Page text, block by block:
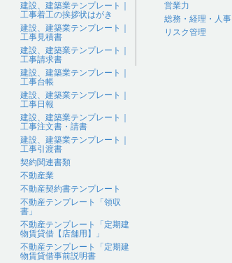
建設、建築業テンプレート｜
工事着工の挨拶状はがき
建設、建築業テンプレート｜
工事見積書
建設、建築業テンプレート｜
工事請求書
建設、建築業テンプレート｜
工事台帳
建設、建築業テンプレート｜
工事日報
建設、建築業テンプレート｜
工事注文書・請書
建設、建築業テンプレート｜
工事引渡書
契約関連書類
不動産業
不動産契約書テンプレート
不動産テンプレート「領収
書」
不動産テンプレート「定期建
物賃貸借【店舗用】」
不動産テンプレート「定期建
物賃貸借事前説明書
営業力
総務・経理・人事
リスク管理